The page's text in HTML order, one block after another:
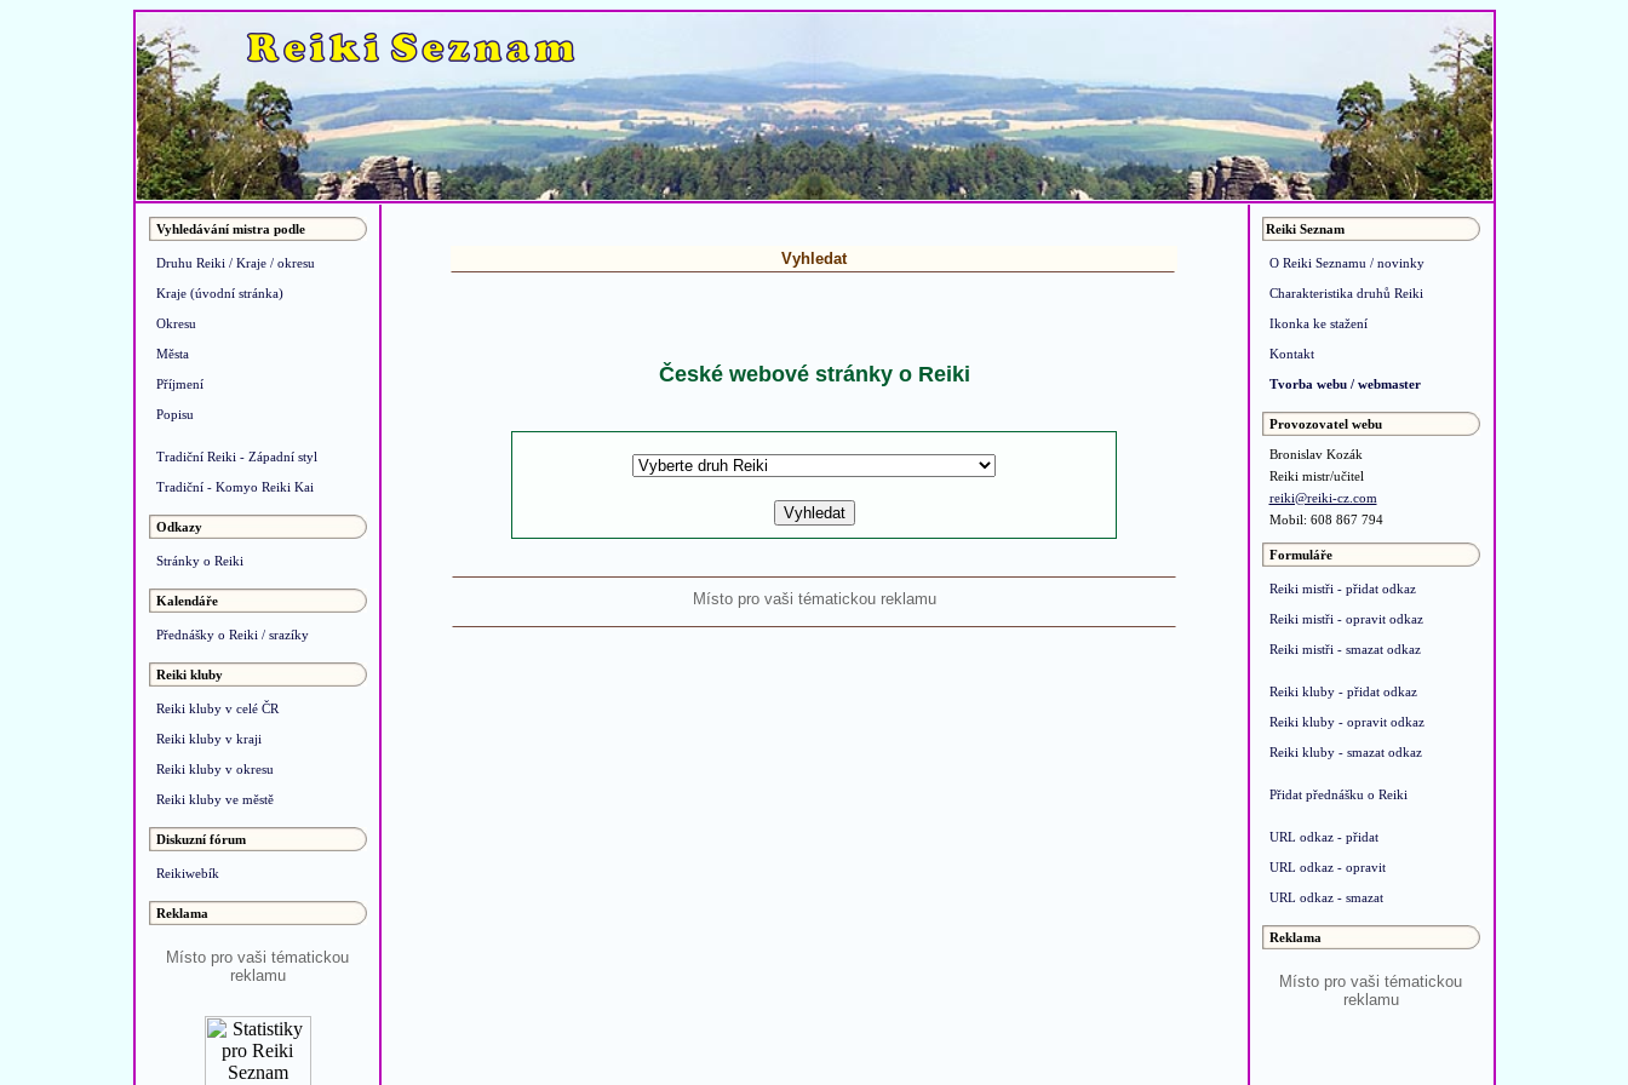
Vyhledávání mistra podle
Druhu Reiki / Kraje / okresu
Kraje (úvodní stránka)
Okresu
Města
Příjmení
Popisu
Tradiční Reiki - Západní styl
Tradiční - Komyo Reiki Kai
Odkazy
Stránky o Reiki
Kalendáře
Přednášky o Reiki / srazíky
Reiki kluby
Reiki kluby v celé ČR
Reiki kluby v kraji
Reiki kluby v okresu
Reiki kluby ve městě
Diskuzní fórum
Reikiwebík
Reklama
Místo pro vaši tématickou
reklamu
Vyhledat
České webové stránky o Reiki
Místo pro vaši tématickou reklamu
Reiki Seznam
O Reiki Seznamu / novinky
Charakteristika druhů Reiki
Ikonka ke stažení
Kontakt
Tvorba webu / webmaster
Provozovatel webu
Bronislav Kozák
Reiki mistr/učitel
reiki@reiki-cz.com
Mobil: 608 867 794
Formuláře
Reiki mistři - přidat odkaz
Reiki mistři - opravit odkaz
Reiki mistři - smazat odkaz
Reiki kluby - přidat odkaz
Reiki kluby - opravit odkaz
Reiki kluby - smazat odkaz
Přidat přednášku o Reiki
URL odkaz - přidat
URL odkaz - opravit
URL odkaz - smazat
Reklama
Místo pro vaši tématickou
reklamu